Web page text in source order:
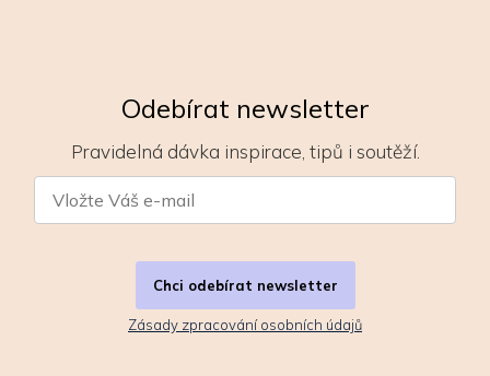
Odebírat newsletter
Pravidelná dávka inspirace, tipů i soutěží.
Chci odebírat newsletter
Zásady zpracování osobních údajů